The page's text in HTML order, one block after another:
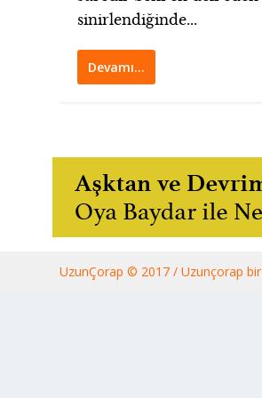
sinirlendiğinde...
Devamı…
UzunÇorap © 2017 / Uzunçorap bir